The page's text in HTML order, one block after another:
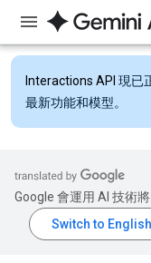
Interactions API 現已
最新功能和模型。
Google 會運用 AI 技術